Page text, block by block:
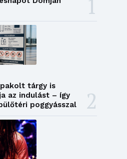
tárgy is
az indulást – így
poggyásszal